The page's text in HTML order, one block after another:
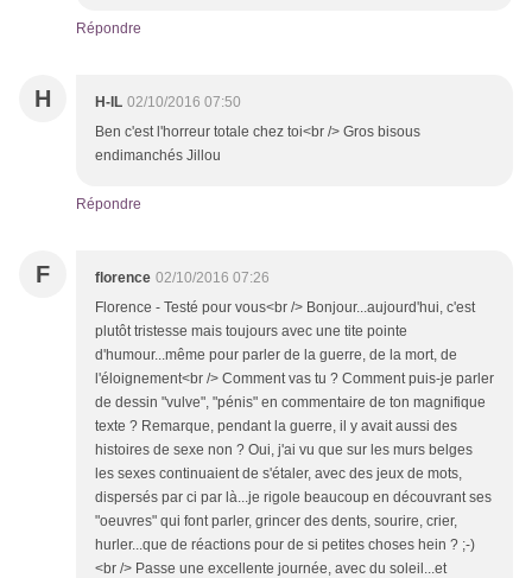
Répondre
H H-IL 02/10/2016 07:50
Ben c'est l'horreur totale chez toi<br /> Gros bisous
endimanchés Jillou
Répondre
F florence 02/10/2016 07:26
Florence - Testé pour vous<br /> Bonjour...aujourd'hui, c'est
plutôt tristesse mais toujours avec une tite pointe
d'humour...même pour parler de la guerre, de la mort, de
l'éloignement<br /> Comment vas tu ? Comment puis-je parler
de dessin "vulve", "pénis" en commentaire de ton magnifique
texte ? Remarque, pendant la guerre, il y avait aussi des
histoires de sexe non ? Oui, j'ai vu que sur les murs belges
les sexes continuaient de s'étaler, avec des jeux de mots,
dispersés par ci par là...je rigole beaucoup en découvrant ses
"oeuvres" qui font parler, grincer des dents, sourire, crier,
hurler...que de réactions pour de si petites choses hein ? ;-)
<br /> Passe une excellente journée, avec du soleil...et